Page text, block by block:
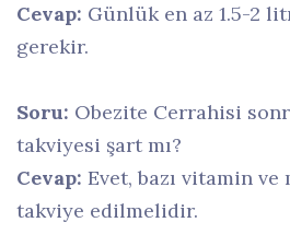
Cevap: Günlük en az 1.5-2
gerekir.
Soru: Obezite Cerrahisi
takviyesi şart mı?
Cevap: Evet, bazı vitamin
takviye edilmelidir.